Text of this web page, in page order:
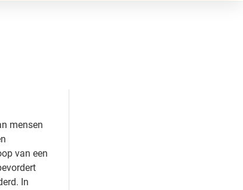
mensen
van een
In